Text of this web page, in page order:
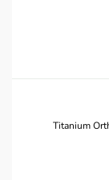
Titanium